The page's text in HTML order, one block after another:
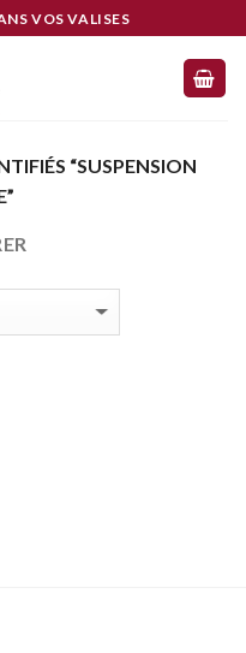
VOS VALISES
“SUSPENSION